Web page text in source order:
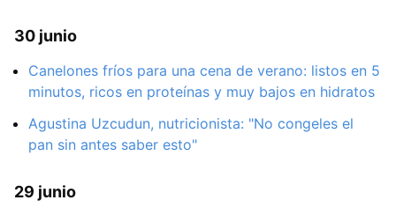
30 junio
Canelones fríos para una cena de verano: listos en 5
minutos, ricos en proteínas y muy bajos en hidratos
Agustina Uzcudun, nutricionista: "No congeles el
pan sin antes saber esto"
29 junio